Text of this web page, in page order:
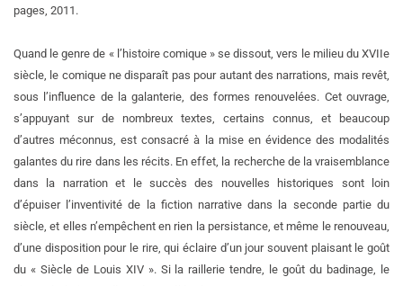
pages, 2011.
Quand le genre de « l’histoire comique » se dissout, vers le milieu du XVIIe
siècle, le comique ne disparaît pas pour autant des narrations, mais revêt,
sous l’influence de la galanterie, des formes renouvelées. Cet ouvrage,
s’appuyant sur de nombreux textes, certains connus, et beaucoup
d’autres méconnus, est consacré à la mise en évidence des modalités
galantes du rire dans les récits. En effet, la recherche de la vraisemblance
dans la narration et le succès des nouvelles historiques sont loin
d’épuiser l’inventivité de la fiction narrative dans la seconde partie du
siècle, et elles n’empêchent en rien la persistance, et même le renouveau,
d’une disposition pour le rire, qui éclaire d’un jour souvent plaisant le goût
du « Siècle de Louis XIV ». Si la raillerie tendre, le goût du badinage, le